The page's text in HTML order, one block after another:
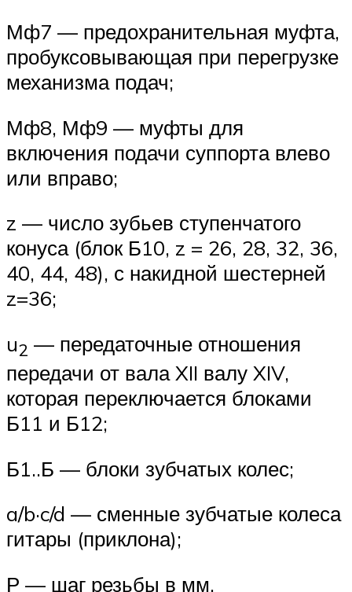
Мф7 — предохранительная муфта,
пробуксовывающая при перегрузке
механизма подач;
Мф8, Мф9 — муфты для
включения подачи суппорта влево
или вправо;
z — число зубьев ступенчатого
конуса (блок Б10, z = 26, 28, 32, 36,
40, 44, 48), с накидной шестерней
z=36;
u2 — передаточные отношения
передачи от вала XII валу XIV,
которая переключается блоками
Б11 и Б12;
Б1..Б — блоки зубчатых колес;
a/b·c/d — сменные зубчатые колеса
гитары (приклона);
Р — шаг резьбы в мм.